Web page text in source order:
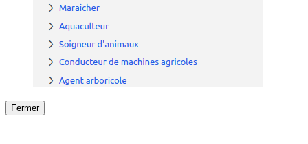
Fermer